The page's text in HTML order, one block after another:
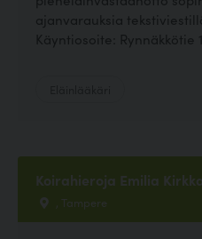
ajanvarauksia
Käyntiosoite: Rynnäkkötie
Koirahieroja Emilia
, Tampere